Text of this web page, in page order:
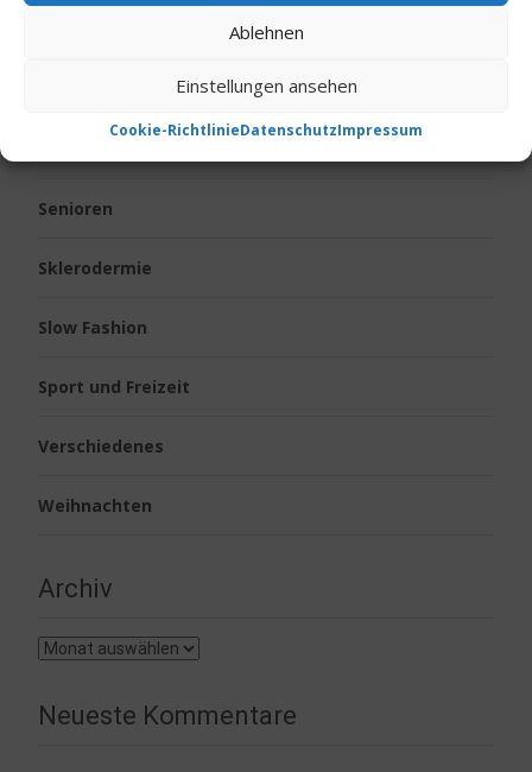
Ablehnen
Einstellungen ansehen
Cookie-RichtlinieDatenschutzImpressum
Senioren
Sklerodermie
Slow Fashion
Sport und Freizeit
Verschiedenes
Weihnachten
Archiv
Archiv
Neueste Kommentare